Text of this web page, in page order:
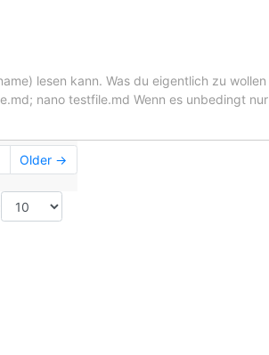
lesen kann. Was du eigentlich zu wollen
nano testfile.md Wenn es unbedingt nur
Older →